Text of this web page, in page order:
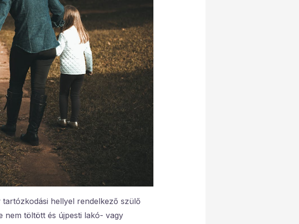
hellyel rendelkező szülő
nem töltött és újpesti lakó- vagy